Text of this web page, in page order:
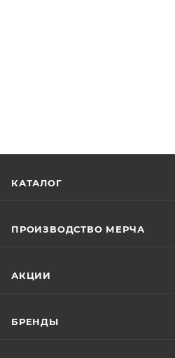
КАТАЛОГ
ПРОИЗВОДСТВО МЕРЧА
АКЦИИ
БРЕНДЫ